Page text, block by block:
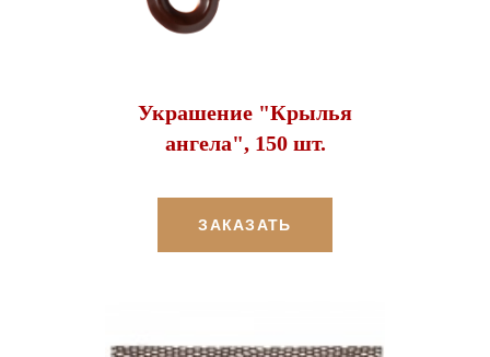
Украшение "Крылья
ангела", 150 шт.
ЗАКАЗАТЬ